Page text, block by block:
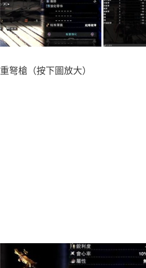
重弩槍（按下圖放大）